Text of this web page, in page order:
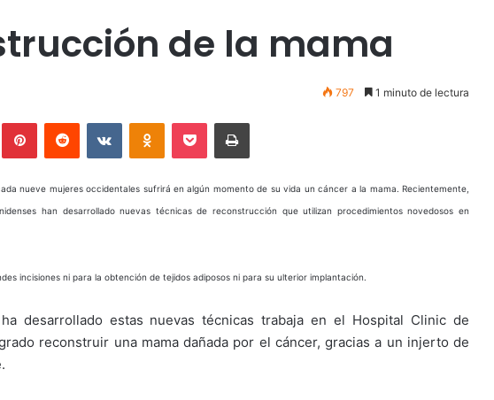
de la mama
797 1 minuto de lectura
PinterestReddit VKontakteOdnoklassniki
Pocket Imprimir
nueve mujeres occidentales sufrirá en algún momento de su vida un cáncer a la mama. Recientemente,
han desarrollado nuevas técnicas de reconstrucción que utilizan procedimientos novedosos en
incisiones ni para la obtención de tejidos adiposos ni para su ulterior implantación.
desarrollado estas nuevas técnicas trabaja en el Hospital Clinic de
reconstruir una mama dañada por el cáncer, gracias a un injerto de